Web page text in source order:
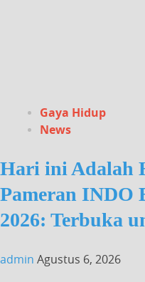
Gaya Hidup
News
Hari ini Adalah
Pameran INDO
2026: Terbuka
admin Agustus 6, 2026